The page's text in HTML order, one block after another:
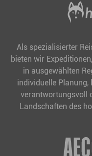
Als spezialisierter
bieten wir
in ausgewählten
individuelle
verantwortungsvoll
Landschaften des